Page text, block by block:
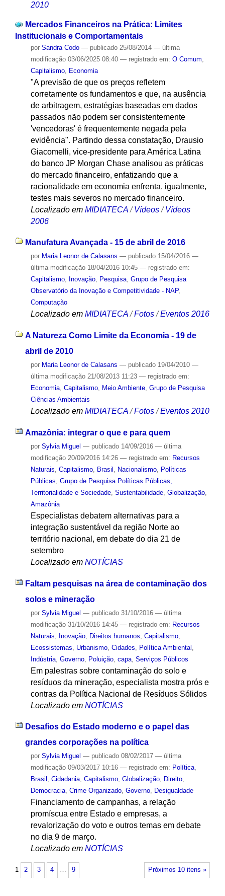
2010
Mercados Financeiros na Prática: Limites
Institucionais e Comportamentais
por Sandra Codo — publicado25/08/2014 — última
modificação03/06/2025 08:40 — registrado em: O Comum
Capitalismo, Economia
"A previsão de que os preços refletem
corretamente os fundamentos e que, na ausência
de arbitragem, estratégias baseadas em dados
passados não podem ser consistentemente
'vencedoras' é frequentemente negada pela
evidência". Partindo dessa constatação, Drausio
Giacomelli, vice-presidente para América Latina
do banco JP Morgan Chase analisou as práticas
do mercado financeiro, enfatizando que a
racionalidade em economia enfrenta, igualmente,
testes mais severos no mercado financeiro.
Localizado em MIDIATECA /Vídeos /Vídeos
2006
Manufatura Avançada - 15 de abril de 2016
por Maria Leonor de Calasans — publicado15/04/2016 —
última modificação18/04/2016 10:45 — registrado em:
Capitalismo, Inovação, Pesquisa, Grupo de Pesquisa
Observatório da Inovação e Competitividade - NAP,
Computação
Localizado em MIDIATECA /Fotos /Eventos 2016
A Natureza Como Limite da Economia - 19 de
abril de 2010
por Maria Leonor de Calasans — publicado19/04/2010 —
última modificação21/08/2013 11:23 — registrado em:
Economia, Capitalismo, Meio Ambiente, Grupo de Pesquisa
Ciências Ambientais
Localizado em MIDIATECA /Fotos /Eventos 2010
Amazônia: integrar o que e para quem
por Sylvia Miguel — publicado14/09/2016 — última
modificação20/09/2016 14:26 — registrado em: Recursos
Naturais Capitalismo, Brasil Nacionalismo,
Políticas
Públicas Grupo de Pesquisa Políticas Públicas,
Territorialidade e Sociedade, Sustentabilidade, Globalização,
Amazônia
Especialistas debatem alternativas para a
integração sustentável da região Norte ao
território nacional, em debate do dia 21 de
setembro
Localizado em NOTÍCIAS
Faltam pesquisas na área de contaminação dos
solos e mineração
por Sylvia Miguel — publicado31/10/2016 — última
modificação31/10/2016 14:45 — registrado em: Recursos
Naturais
Inovação, Direitos humanos Capitalismo,
Ecossistemas
Urbanismo, Cidades Política Ambiental
Indústria, Governo, Poluição, capa, Serviços Públicos
Em palestras sobre contaminação do solo e
resíduos da mineração, especialista mostra prós e
contras da Política Nacional de Resíduos Sólidos
Localizado em NOTÍCIAS
Desafios do Estado moderno e o papel das
grandes corporações na política
por Sylvia Miguel — publicado08/02/2017 — última
modificação09/03/2017 10:16 — registrado em: Política,
Brasil , Cidadania, Capitalismo, Globalização, Direito,
Democracia, Crime Organizado, Governo, Desigualdade
Financiamento de campanhas, a relação
promíscua entre Estado e empresas, a
revalorização do voto e outros temas em debate
no dia 9 de março.
Localizado em NOTÍCIAS
Próximos 10 itens »
1 2 3 4 … 9